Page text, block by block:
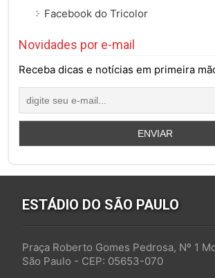
Facebook do Tricolor
Novidades por e-mail
Receba dicas e notícias em primeira
ESTÁDIO DO SÃO PAULO
Praça Roberto Gomes Pedrosa, Nº 1
São Paulo - CEP: 05653-070